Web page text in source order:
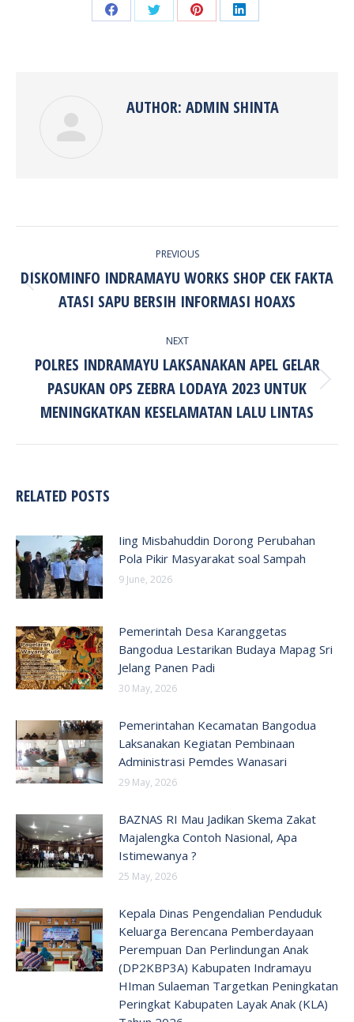
Share Share Share Share
AUTHOR: ADMIN SHINTA
PREVIOUS
Previous
post:
DISKOMINFO INDRAMAYU WORKS SHOP CEK FAKTA
ATASI SAPU BERSIH INFORMASI HOAXS
NEXT
Next
post:
POLRES INDRAMAYU LAKSANAKAN APEL GELAR
PASUKAN OPS ZEBRA LODAYA 2023 UNTUK
MENINGKATKAN KESELAMATAN LALU LINTAS
RELATED POSTS
Iing Misbahuddin Dorong Perubahan
Pola Pikir Masyarakat soal Sampah
9 June, 2026
Pemerintah Desa Karanggetas
Bangodua Lestarikan Budaya Mapag Sri
Jelang Panen Padi
30 May, 2026
Pemerintahan Kecamatan Bangodua
Laksanakan Kegiatan Pembinaan
Administrasi Pemdes Wanasari
29 May, 2026
BAZNAS RI Mau Jadikan Skema Zakat
Majalengka Contoh Nasional, Apa
Istimewanya ?
25 May, 2026
Kepala Dinas Pengendalian Penduduk
Keluarga Berencana Pemberdayaan
Perempuan Dan Perlindungan Anak
(DP2KBP3A) Kabupaten Indramayu
HIman Sulaeman Targetkan Peningkatan
Peringkat Kabupaten Layak Anak (KLA)